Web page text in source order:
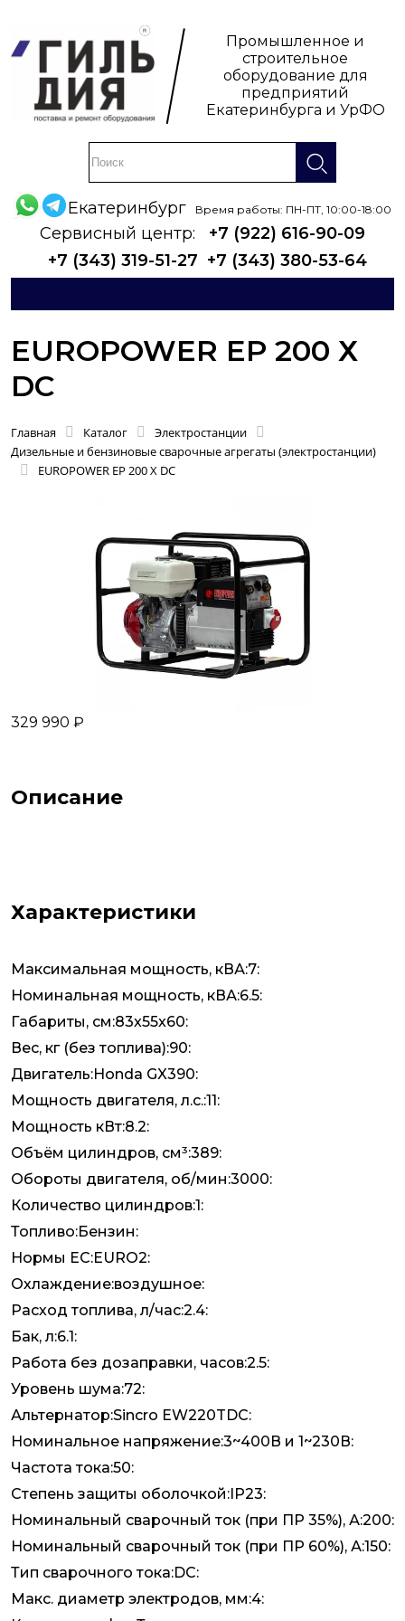
Промышленное и
строительное
оборудование для
предприятий
Екатеринбурга и УрФО
Екатеринбург Время работы: ПН-ПТ, 10:00-18:00
Сервисный центр:
+7 (922) 616-90-09
+7 (343) 319-51-27 +7 (343) 380-53-64
EUROPOWER EP 200 Х
DC
Главная Каталог
Электростанции
Дизельные и бензиновые сварочные агрегаты (электростанции)
EUROPOWER EP 200 Х DC
329 990 ₽
Описание
Характеристики
Максимальная мощность, кВА:7:
Номинальная мощность, кВА:6.5:
Габариты, см:83x55x60:
Вес, кг (без топлива):90:
Двигатель:Honda GX390:
Мощность двигателя, л.с.:11:
Мощность кВт:8.2:
Объём цилиндров, см³:389:
Обороты двигателя, об/мин:3000:
Количество цилиндров:1:
Топливо:Бензин:
Нормы ЕС:EURO2:
Охлаждение:воздушное:
Расход топлива, л/час:2.4:
Бак, л:6.1:
Работа без дозаправки, часов:2.5:
Уровень шума:72:
Альтернатор:Sincro EW220TDC:
Номинальное напряжение:3~400В и 1~230В:
Частота тока:50:
Степень защиты оболочкой:IP23:
Номинальный сварочный ток (при ПР 35%), А:200:
Номинальный сварочный ток (при ПР 60%), А:150:
Тип сварочного тока:DC:
Макс. диаметр электродов, мм:4: